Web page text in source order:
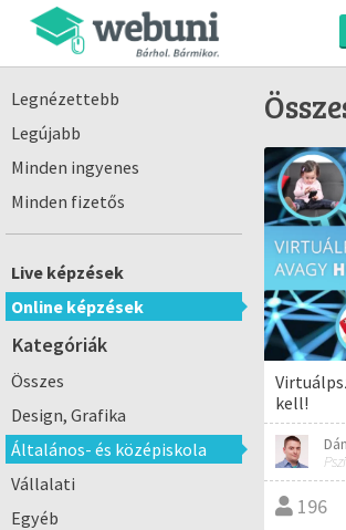
Legnézettebb
Legújabb
Minden ingyenes
Minden fizetős
Live képzések
Online képzések
Kategóriák
Összes
Design, Grafika
Általános- és középiskola
Vállalati
Egyéb
kell!
196